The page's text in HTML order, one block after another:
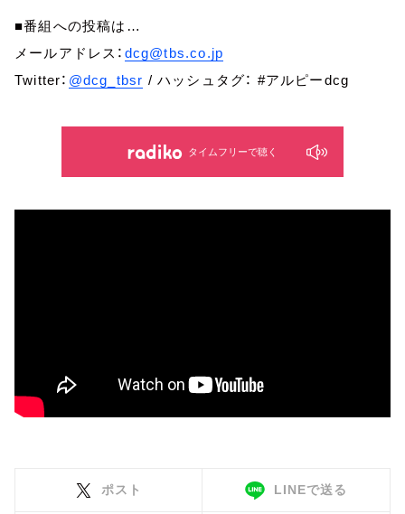
■番組への投稿は…
メールアドレス： dcg@tbs.co.jp
Twitter： @dcg_tbsr / ハッシュタグ： #アルピーdcg
タイムフリーで聴く
ポスト LINEで送る